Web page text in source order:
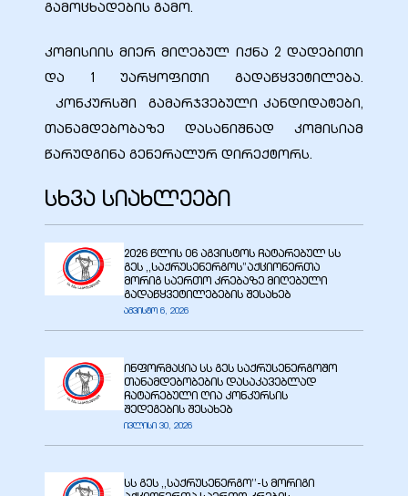
გამოცხადების გამო.
კომისიის მიერ მიღებულ იქნა 2 დადებითი
და 1 უარყოფითი გადაწყვეტილება.
კონკურსში გამარჯვებული კანდიდატები,
თანამდებობაზე დასანიშნად კომისიამ
წარუდგინა გენერალურ დირექტორს.
სხვა სიახლეები
2026 წლის 06 აგვისტოს ჩატარებულ სს
გეს ,,საქრუსენერგოს”აქციონერთა
მორიგ საერთო კრებაზე მიღებული
გადაწყვეტილებების შესახებ
აგვისტო 6, 2026
ინფორმაცია სს გეს საქრუსენერგოშო
თანამდებობების დასაკავებლად
ჩატარებული ღია კონკურსის
შედეგების შესახებ
ივლისი 30, 2026
სს გეს ,,საქრუსენერგო’’-ს მორიგი